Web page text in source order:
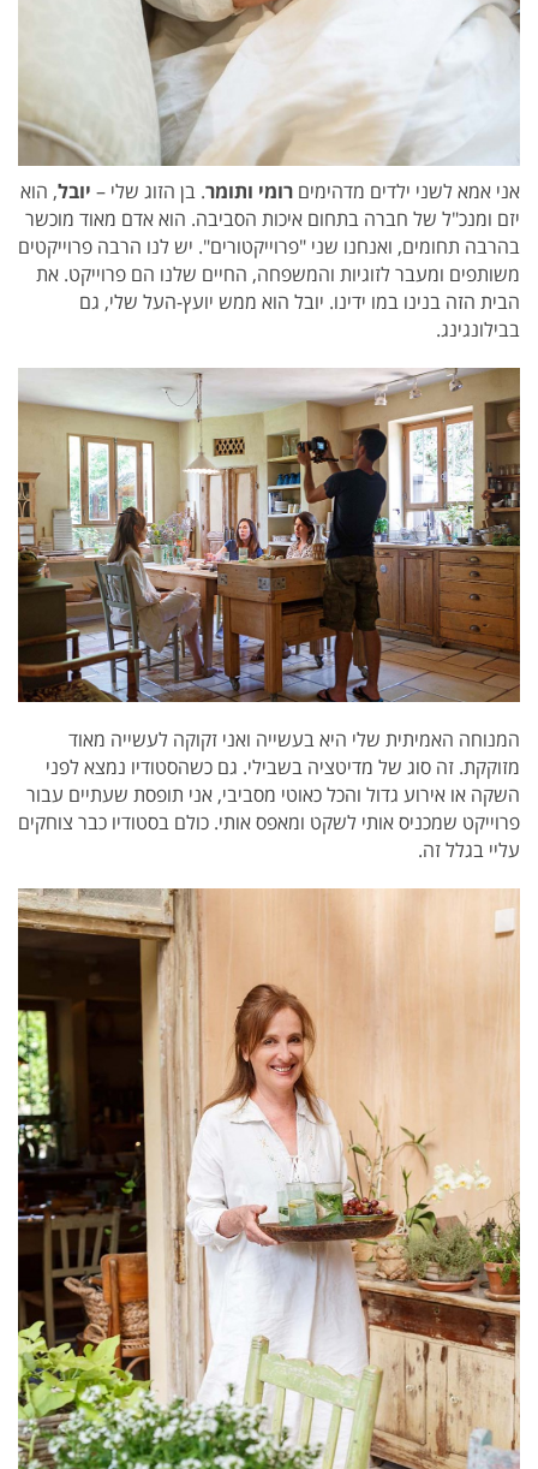
אני אמא לשני ילדים מדהימים רומי ותומר. בן הזוג שלי – יובל, הוא
יזם ומנכ"ל של חברה בתחום איכות הסביבה. הוא אדם מאוד מוכשר
בהרבה תחומים, ואנחנו שני "פרוייקטורים". יש לנו הרבה פרוייקטים
משותפים ומעבר לזוגיות והמשפחה, החיים שלנו הם פרוייקט. את
הבית הזה בנינו במו ידינו. יובל הוא ממש יועץ-העל שלי, גם
בבילונגינג.
המנוחה האמיתית שלי היא בעשייה ואני זקוקה לעשייה מאוד
מזוקקת. זה סוג של מדיטציה בשבילי. גם כשהסטודיו נמצא לפני
השקה או אירוע גדול והכל כאוטי מסביבי, אני תופסת שעתיים עבור
פרוייקט שמכניס אותי לשקט ומאפס אותי. כולם בסטודיו כבר צוחקים
עליי בגלל זה.